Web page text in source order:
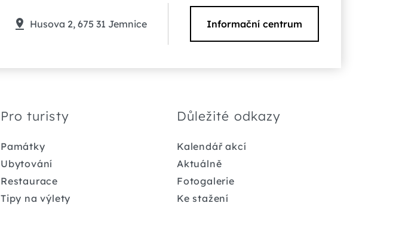
Husova 2, 675 31 Jemnice Informační centrum
Pro turisty
Památky
Ubytování
Restaurace
Tipy na výlety
Důležité odkazy
Kalendář akcí
Aktuálně
Fotogalerie
Ke stažení